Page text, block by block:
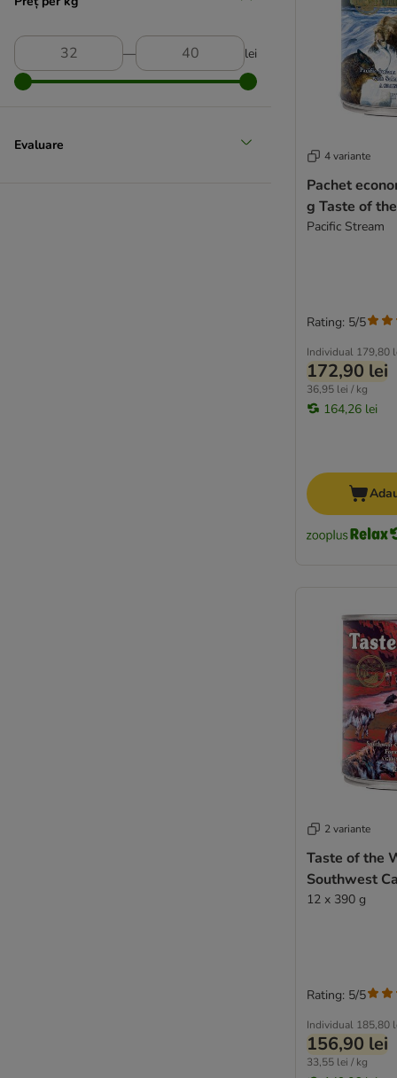
Butcher's
Caniland
Carnilove
Crave
Doggy Dog
― lei
Evaluare
4 variante
Pachet
g Taste of
Pacific Stream
Individual 179,80
172,90 lei
36,95 lei / kg
164,26 lei
Rating: 5/5
2 variante
Taste of the
Southwest
12 x 390 g
Individual 185,80
156,90 lei
33,55 lei / kg
Rating: 5/5